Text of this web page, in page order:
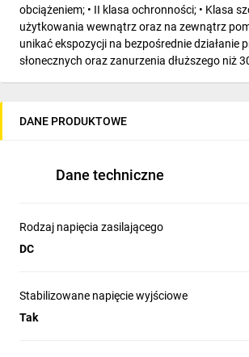
obciążeniem; • II klasa ochronności; • Klasa
użytkowania wewnątrz oraz na zewnątrz
unikać ekspozycji na bezpośrednie działanie
słonecznych oraz zanurzenia dłuższego niż
DANE PRODUKTOWE
Dane techniczne
Rodzaj napięcia zasilającego
DC
Stabilizowane napięcie wyjściowe
Tak